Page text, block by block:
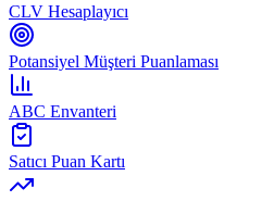
CLV Hesaplayıcı
Potansiyel Müşteri Puanlaması
ABC Envanteri
Satıcı Puan Kartı